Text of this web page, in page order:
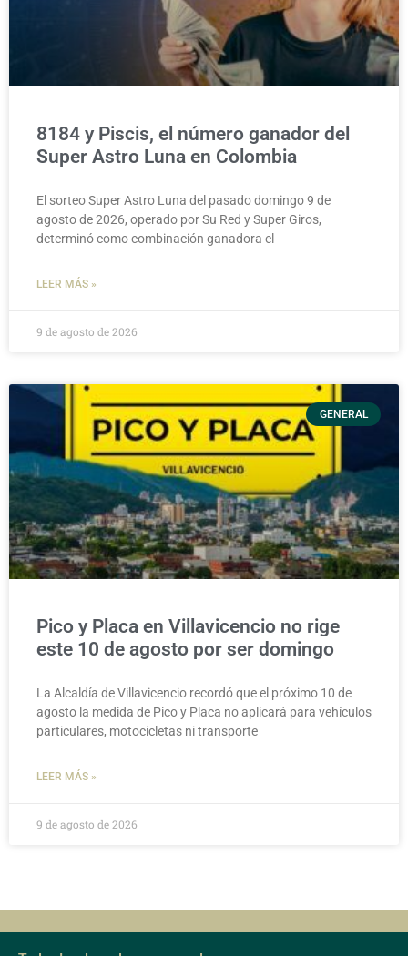
8184 y Piscis, el número ganador del
Super Astro Luna en Colombia
El sorteo Super Astro Luna del pasado domingo 9 de
agosto de 2026, operado por Su Red y Super Giros,
determinó como combinación ganadora el
LEER MÁS »
9 de agosto de 2026
GENERAL
Pico y Placa en Villavicencio no rige
este 10 de agosto por ser domingo
La Alcaldía de Villavicencio recordó que el próximo 10 de
agosto la medida de Pico y Placa no aplicará para vehículos
particulares, motocicletas ni transporte
LEER MÁS »
9 de agosto de 2026